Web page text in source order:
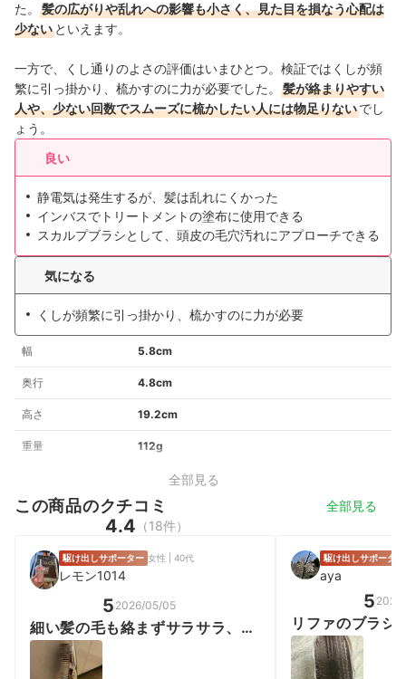
た。
髪の広がりや乱れへの影響も小さく、見た目を損なう心配は
少ない といえます。
一方で、くし通りのよさの評価はいまひとつ。検証ではくしが頻
繁に引っ掛かり、梳かすのに力が必要でした。
髪が絡まりやすい
人や、少ない回数でスムーズに梳かしたい人には物足りないでし
ょう。
良い
静電気は発生するが、髪は乱れにくかった
インバスでトリートメントの塗布に使用できる
スカルプブラシとして、頭皮の毛穴汚れにアプローチできる
気になる
くしが頻繁に引っ掛かり、梳かすのに力が必要
幅 5.8cm
奥行 4.8cm
高さ 19.2cm
重量 112g
全部見る
この商品のクチコミ 全部見る
4.4 （18件）
駆け出しサポーター 女性 | 40代
レモン1014
5 2026/05/05
細い髪の毛も絡まずサラサラ、マ
ッサージ効果もまた良い
駆け出しサポーター
aya
5
リファのブラシ
ップで比べても